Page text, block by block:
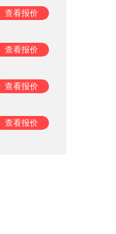
查看报价
查看报价
查看报价
查看报价